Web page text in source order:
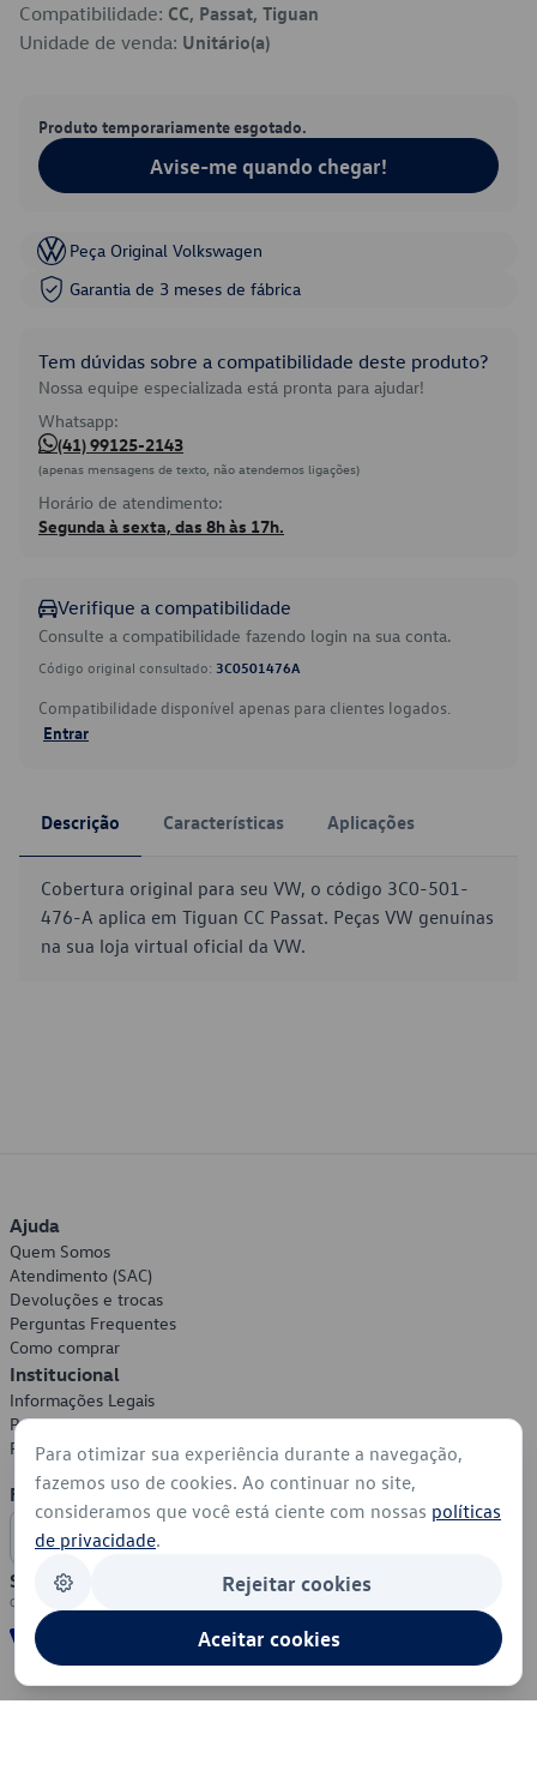
Compatibilidade: CC, Passat, Tiguan
Unidade de venda: Unitário(a)
Produto temporariamente esgotado.
Avise-me quando chegar!
Peça Original Volkswagen
Garantia de 3 meses de fábrica
Tem dúvidas sobre a compatibilidade deste produto?
Nossa equipe especializada está pronta para ajudar!
Whatsapp:
(41) 99125-2143
(apenas mensagens de texto, não atendemos ligações)
Horário de atendimento:
Segunda à sexta, das 8h às 17h.
Verifique a compatibilidade
Consulte a compatibilidade fazendo login na sua conta.
Código original consultado: 3C0501476A
Compatibilidade disponível apenas para clientes logados.
Entrar
Descrição Características Aplicações
Cobertura original para seu VW, o código 3C0-501-
476-A aplica em Tiguan CC Passat. Peças VW genuínas
na sua loja virtual oficial da VW.
Ajuda
Quem Somos
Atendimento (SAC)
Devoluções e trocas
Perguntas Frequentes
Como comprar
Institucional
Informações Legais
Política de Privacidade
Política de Cookies
Formas de Pagamento
Segurança
Para otimizar sua experiência durante a navegação,
fazemos uso de cookies. Ao continuar no site,
consideramos que você está ciente com nossas políticas
de privacidade.
Rejeitar cookies
Aceitar cookies